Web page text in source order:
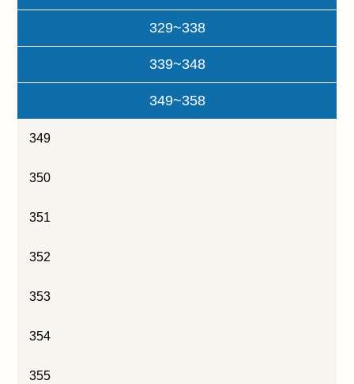
329~338
339~348
349~358
349
350
351
352
353
354
355